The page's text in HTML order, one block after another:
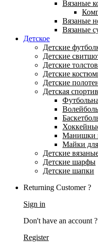
Вязаные
Вязаные
Вязаные
Детское
Детские
Детские
Детские
Детские
Детские
Детская
Манишки
Майки для
Детские
Детские шарфы
Детские шапки
Returning Customer ?
Sign in
Don't have an account ?
Register